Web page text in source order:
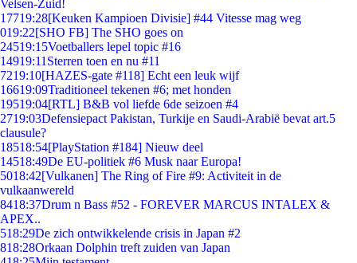
Velsen-Zuid!
17719:28[Keuken Kampioen Divisie] #44 Vitesse mag weg
019:22[SHO FB] The SHO goes on
24519:15Voetballers lepel topic #16
14919:11 Sterren toen en nu #11
7219:10[HAZES-gate #118] Echt een leuk wijf
16619:09Traditioneel tekenen #6; met honden
19519:04[RTL] B&B vol liefde 6de seizoen #4
2719:03Defensiepact Pakistan, Turkije en Saudi-Arabië bevat art.5
clausule?
18518:54[PlayStation #184] Nieuw deel
14518:49De EU-politiek #6 Musk naar Europa!
5018:42[Vulkanen] The Ring of Fire #9: Activiteit in de
vulkaanwereld
8418:37Drum n Bass #52 - FOREVER MARCUS INTALEX &
APEX..
518:29De zich ontwikkelende crisis in Japan #2
818:28Orkaan Dolphin treft zuiden van Japan